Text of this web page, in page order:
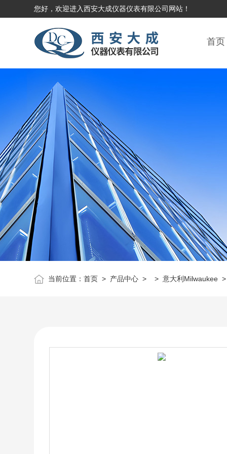
您好，欢迎进入西安大成仪器仪表有限公司网站！
首页
当前位置：首页 > 产品中心 > >意大利Milwaukee